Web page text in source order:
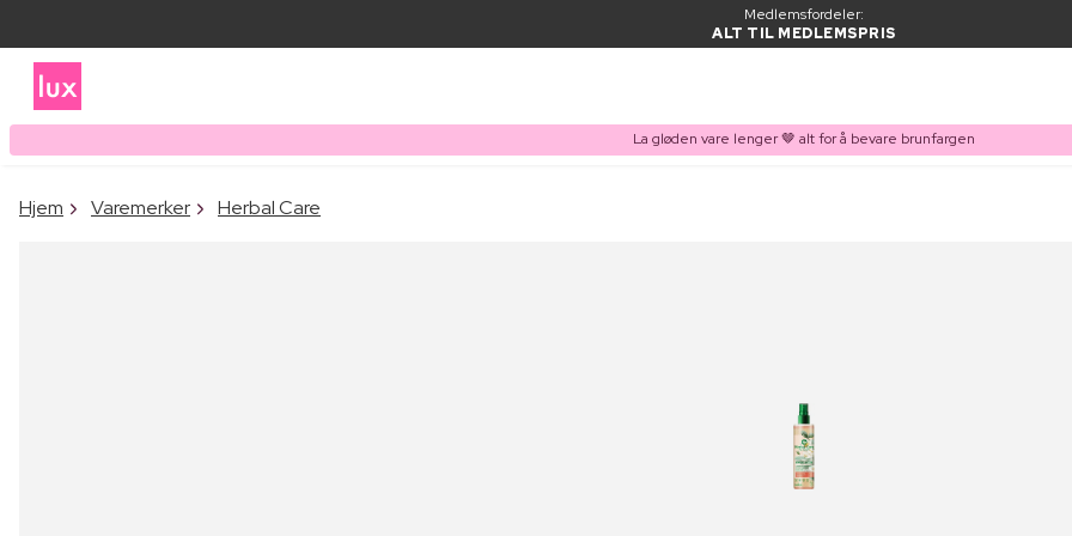
Medlemsfordeler:
ALT TIL MEDLEMSPRIS
La gløden vare lenger 🤎 alt for å bevare brunfargen
Hjem Varemerker Herbal Care